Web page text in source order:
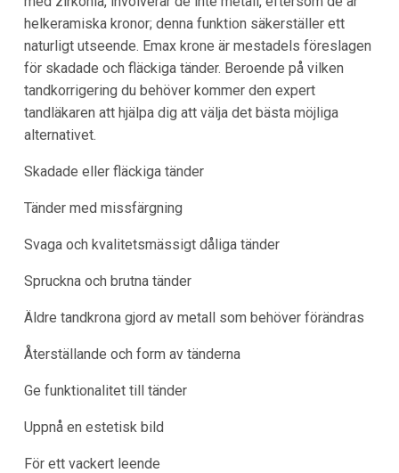
helkeramiska kronor; denna funktion säkerställer ett
naturligt utseende. Emax krone är mestadels föreslagen
för skadade och fläckiga tänder. Beroende på vilken
tandkorrigering du behöver kommer den expert
tandläkaren att hjälpa dig att välja det bästa möjliga
alternativet.
Skadade eller fläckiga tänder
Tänder med missfärgning
Svaga och kvalitetsmässigt dåliga tänder
Spruckna och brutna tänder
Äldre tandkrona gjord av metall som behöver förändras
Återställande och form av tänderna
Ge funktionalitet till tänder
Uppnå en estetisk bild
För ett vackert leende